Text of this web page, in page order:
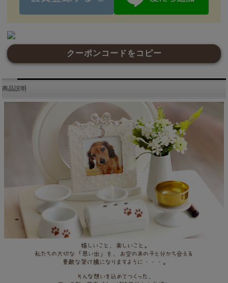
クーポンコードをコピー
商品説明